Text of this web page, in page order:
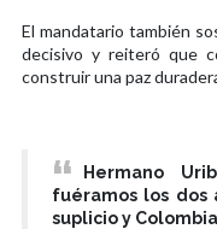
El mandatario también
decisivo y reiteró que
construir una paz
Hermano
fuéramos los dos
suplicio y